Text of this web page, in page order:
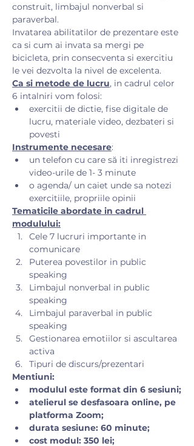
construit, limbajul nonverbal si
paraverbal.
Invatarea abilitatilor de prezentare este
ca si cum ai invata sa mergi pe
bicicleta, prin consecventa si exercitiu
le vei dezvolta la nivel de excelenta.
Ca si metode de lucru, in cadrul celor
6 intalniri vom folosi:
exercitii de dictie, fise digitale de
lucru, materiale video, dezbateri si
povesti
Instrumente necesare:
un telefon cu care să iti inregistrezi
video-urile de 1- 3 minute
o agenda/ un caiet unde sa notezi
exercitiile, propriile opinii
Tematicile abordate in cadrul
modulului:
Cele 7 lucruri importante in
comunicare
Puterea povestilor in public
speaking
Limbajul nonverbal in public
speaking
Limbajul paraverbal in public
speaking
Gestionarea emotiilor si ascultarea
activa
Tipuri de discurs/prezentari
Mentiuni:
modulul este format din 6 sesiuni;
atelierul se desfasoara online, pe
platforma Zoom;
durata sesiune: 60 minute;
cost modul: 350 lei;